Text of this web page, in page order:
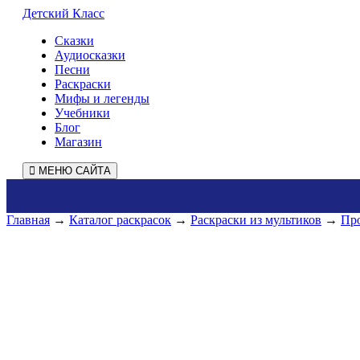
Детский Класс
Сказки
Аудиосказки
Песни
Раскраски
Мифы и легенды
Учебники
Блог
Магазин
МЕНЮ САЙТА
Главная → Каталог раскрасок → Раскраски из мультиков →